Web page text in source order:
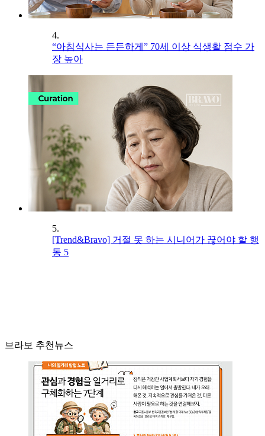
4.
“아침식사는 든든하게” 70세 이상 식생활 점수 가
장 높아
5.
[Trend&Bravo] 거절 못 하는 시니어가 끊어야 할 행
동 5
브라보 추천뉴스